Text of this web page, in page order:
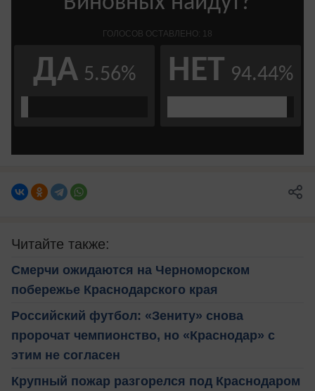
Читайте также:
Смерчи ожидаются на Черноморском
побережье Краснодарского края
Российский футбол: «Зениту» снова
пророчат чемпионство, но «Краснодар» с
этим не согласен
Крупный пожар разгорелся под Краснодаром